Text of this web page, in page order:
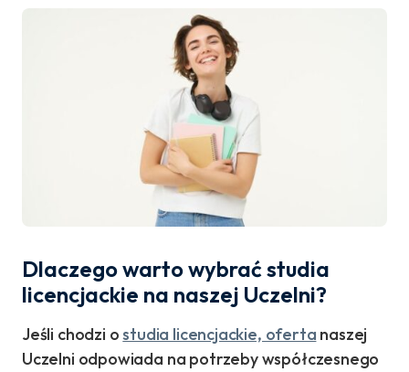
Dlaczego warto wybrać studia
licencjackie na naszej Uczelni?
Jeśli chodzi ostudia licencjackie, oferta naszej
Uczelni odpowiada na potrzeby współczesnego